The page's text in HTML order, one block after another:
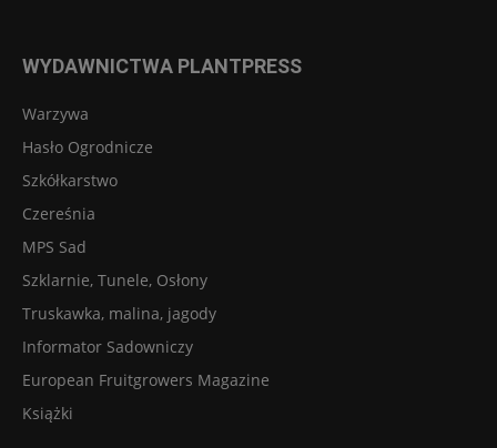
WYDAWNICTWA PLANTPRESS
Warzywa
Hasło Ogrodnicze
Szkółkarstwo
Czereśnia
MPS Sad
Szklarnie, Tunele, Osłony
Truskawka, malina, jagody
Informator Sadowniczy
European Fruitgrowers Magazine
Książki